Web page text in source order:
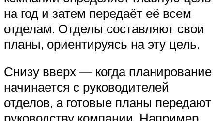
на год и затем передаёт её всем
отделам. Отделы составляют свои
планы, ориентируясь на эту цель.
Снизу вверх — когда планирование
начинается с руководителей
отделов, а готовые планы передают
руководству компании. Например,